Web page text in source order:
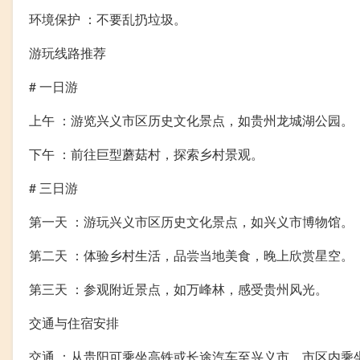
环境保护 ：不要乱扔垃圾。
游玩线路推荐
# 一日游
上午 ：游览兴义市区历史文化景点，如贵州龙城湖公园。
下午 ：前往巨型蘑菇村，探索乡村景观。
# 三日游
第一天 ：游玩兴义市区历史文化景点，如兴义市博物馆。
第二天 ：体验乡村生活，品尝当地美食，晚上欣赏星空。
第三天 ：参观附近景点，如万峰林，感受贵州风光。
交通与住宿安排